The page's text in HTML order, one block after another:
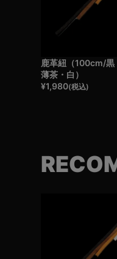
鹿革紐（100cm/黒
薄茶・白）
¥1,980(税込)